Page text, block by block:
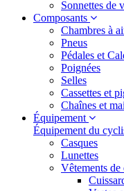
Sonnettes de
Composants
Chambres à
Pneus
Pédales et
Poignées
Selles
Cassettes et
Chaînes et
Équipement
Équipement du
Casques
Lunettes
Vêtements de